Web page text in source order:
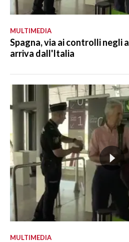
MULTIMEDIA
Spagna, via ai controlli negli
arriva dall'Italia
MULTIMEDIA